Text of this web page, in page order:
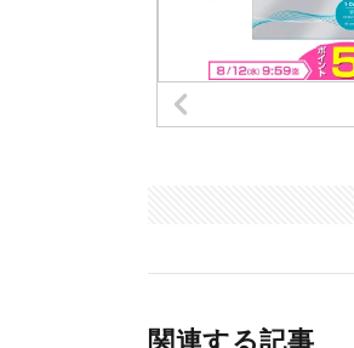
関連する記事